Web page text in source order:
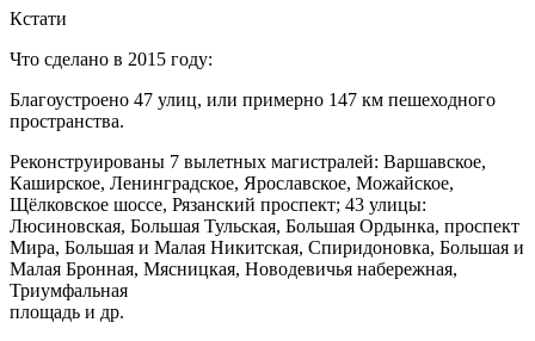
Кстати
Что сделано в 2015 году:
Благоустроено 47 улиц, или примерно 147 км пешеходного
пространства.
Реконструированы 7 вылетных магистралей: Варшавское,
Каширское, Ленинградское, Ярославское, Можайское,
Щёлковское шоссе, Рязанский проспект; 43 улицы:
Люсиновская, Большая Тульская, Большая Ордынка, проспект
Мира, Большая и Малая Никитская, Спиридоновка, Большая и
Малая Бронная, Мясницкая, Новодевичья набережная,
Триумфальная
площадь и др.